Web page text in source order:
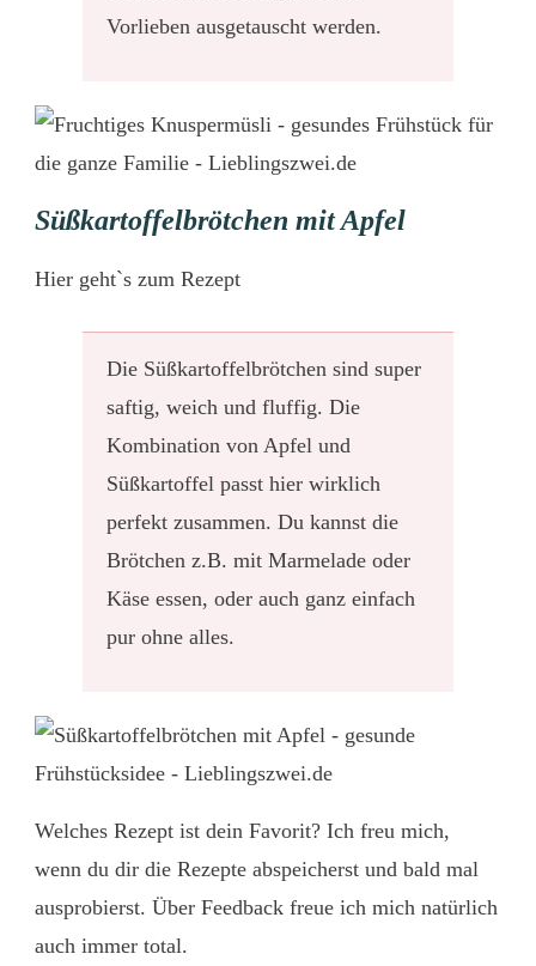
Vorlieben ausgetauscht werden.
Süßkartoffelbrötchen mit Apfel
Hier geht`s zum Rezept
Die Süßkartoffelbrötchen sind super
saftig, weich und fluffig. Die
Kombination von Apfel und
Süßkartoffel passt hier wirklich
perfekt zusammen. Du kannst die
Brötchen z.B. mit Marmelade oder
Käse essen, oder auch ganz einfach
pur ohne alles.
Welches Rezept ist dein Favorit? Ich freu mich,
wenn du dir die Rezepte abspeicherst und bald mal
ausprobierst. Über Feedback freue ich mich natürlich
auch immer total.